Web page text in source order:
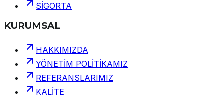
SİGORTA
KURUMSAL
HAKKIMIZDA
YÖNETİM POLİTİKAMIZ
REFERANSLARIMIZ
KALİTE